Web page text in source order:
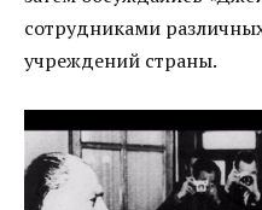
сотрудниками
учреждений страны.